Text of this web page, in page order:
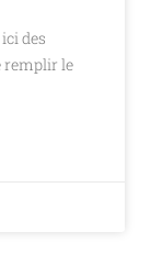
des
remplir le